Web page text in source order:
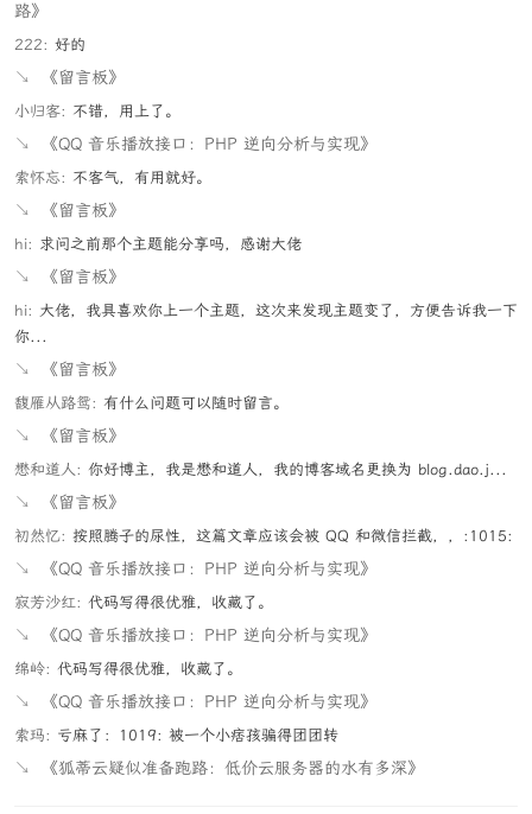
路》
222: 好的
↘ 《留言板》
小归客: 不错，用上了。
↘ 《QQ 音乐播放接口：PHP 逆向分析与实现》
索怀忘: 不客气，有用就好。
↘ 《留言板》
hi: 求问之前那个主题能分享吗，感谢大佬
↘ 《留言板》
hi: 大佬，我具喜欢你上一个主题，这次来发现主题变了，方便告诉我一下
你...
↘ 《留言板》
馥雁从路鸳: 有什么问题可以随时留言。
↘ 《留言板》
懋和道人: 你好博主，我是懋和道人，我的博客域名更换为 blog.dao.j...
↘ 《留言板》
初然忆: 按照腾子的尿性，这篇文章应该会被 QQ 和微信拦截，，:1015:
↘ 《QQ 音乐播放接口：PHP 逆向分析与实现》
寂芳沙红: 代码写得很优雅，收藏了。
↘ 《QQ 音乐播放接口：PHP 逆向分析与实现》
绵岭: 代码写得很优雅，收藏了。
↘ 《QQ 音乐播放接口：PHP 逆向分析与实现》
索玛: 亏麻了：1019: 被一个小痞孩骗得团团转
↘ 《狐蒂云疑似准备跑路：低价云服务器的水有多深》